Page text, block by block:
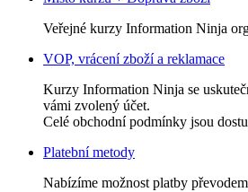
Veřejné kurzy Information Ninja
VOP, vrácení zboží a reklamace
Kurzy Information Ninja se
vámi zvolený účet.
Celé obchodní podmínky jsou
Platební metody
Nabízíme možnost platby